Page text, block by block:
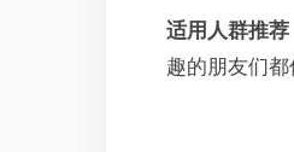
适用人群推荐
趣的朋友们都